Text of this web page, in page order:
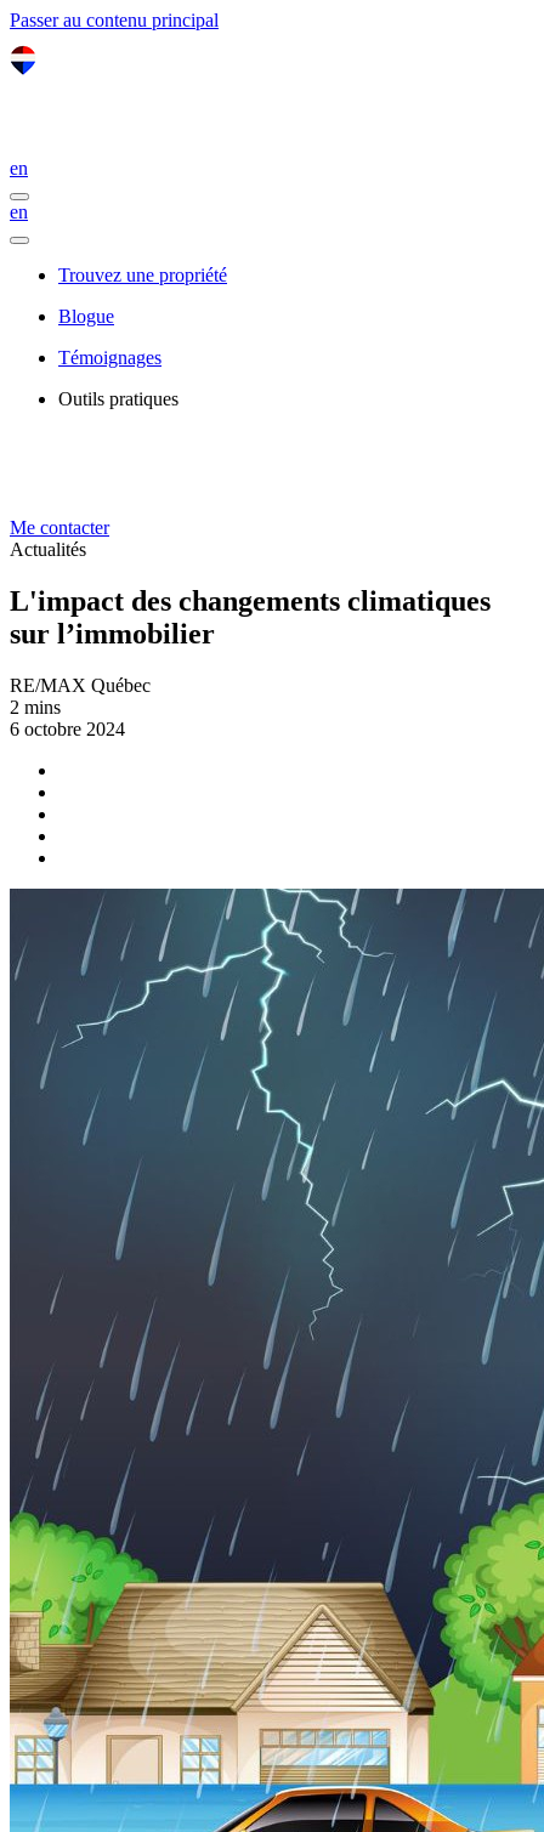
Passer au contenu principal
en
en
Trouvez une propriété
Blogue
Témoignages
Outils pratiques
Me contacter
Actualités
L'impact des changements climatiques
sur l’immobilier
RE/MAX Québec
2 mins
6 octobre 2024